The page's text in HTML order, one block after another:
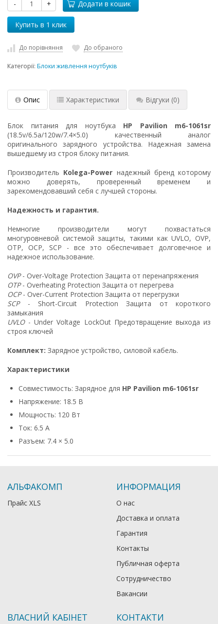
- + Додати в кошик
До порівняння До обраного
Категорії: Блоки живлення ноутбуків
Опис Характеристики Відгуки (0)
Блок питания для ноутбука HP Pavilion m6-1061sr
(18.5v/6.5a/120w/7.4×5.0) качественный аналог
оригинального зарядного устройства. Надежная замена
вышедшему из строя блоку питания.
Производитель Kolega-Power надежный бренд которому
можно доверять, проверенный временем и
зарекомендовавший себя с лучшей стороны.
Надежность и гарантия.
Немногие производители могут похвастаться
многуровневой системой защиты, такими как UVLO, OVP,
OTP, OCP, SCP - все это обеспечивает долговечное и
надежное использование.
OVP- Over-Voltage Protection Защита от перенапряжения
OTP- Overheating Protection Защита от перегрева
OCP- Over-Current Protection Защита от перегрузки
SCP- Short-Circuit Protection Защита от короткого
замыкания
UVLO- Under Voltage LockOut Предотвращение выхода из
строя ключей
Комплект: Зарядное устройство, силовой кабель.
Характеристики
Совместимость: Зарядное для HP Pavilion m6-1061sr
Напряжение: 18.5 В
Мощность: 120 Вт
Ток: 6.5 А
Разъем: 7.4 × 5.0
АЛЬФАКОМП
Прайс XLS
ИНФОРМАЦИЯ
О нас
Доставка и оплата
Гарантия
Контакты
Публичная оферта
Сотрудничество
Вакансии
ВЛАСНИЙ КАБІНЕТ КОНТАКТИ